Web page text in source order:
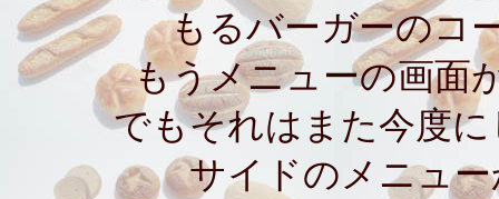
もるバーガーのコ
もうメニューの画面
でもそれはまた今度
サイドのメニュ